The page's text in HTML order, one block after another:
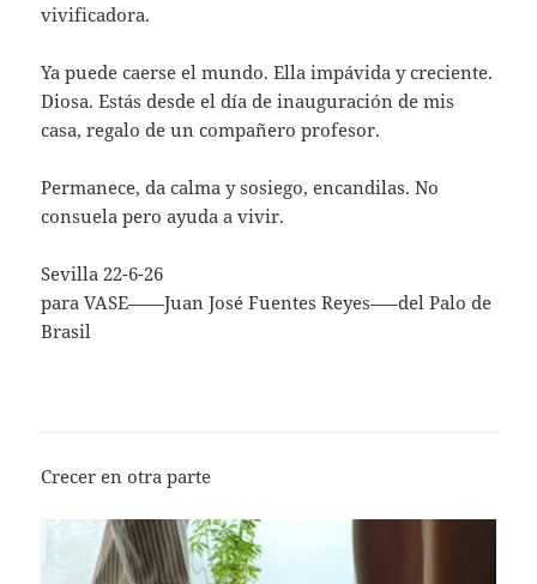
vivificadora.
Ya puede caerse el mundo. Ella impávida y creciente.
Diosa. Estás desde el día de inauguración de mis
casa, regalo de un compañero profesor.
Permanece, da calma y sosiego, encandilas. No
consuela pero ayuda a vivir.
Sevilla 22-6-26
para VASE——Juan José Fuentes Reyes—–del Palo de
Brasil
Crecer en otra parte